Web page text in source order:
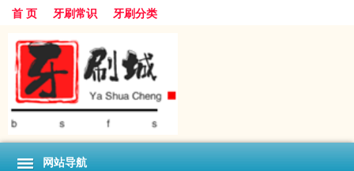
首 页 牙刷常识 牙刷分类
网站导航